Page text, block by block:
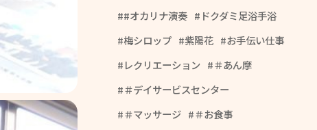
#オカリナ演奏
ドクダミ足浴手浴
梅シロップ
紫陽花
お手伝い仕事
レクリエーション
＃あん摩
＃デイサービスセンター
＃マッサージ
＃お食事